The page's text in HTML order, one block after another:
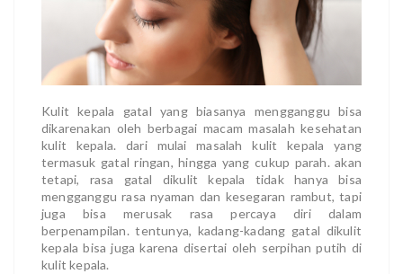
Kulit kepala gatal yang biasanya mengganggu bisa
dikarenakan oleh berbagai macam masalah kesehatan
kulit kepala. dari mulai masalah kulit kepala yang
termasuk gatal ringan, hingga yang cukup parah. akan
tetapi, rasa gatal dikulit kepala tidak hanya bisa
mengganggu rasa nyaman dan kesegaran rambut, tapi
juga bisa merusak rasa percaya diri dalam
berpenampilan. tentunya, kadang-kadang gatal dikulit
kepala bisa juga karena disertai oleh serpihan putih di
kulit kepala.